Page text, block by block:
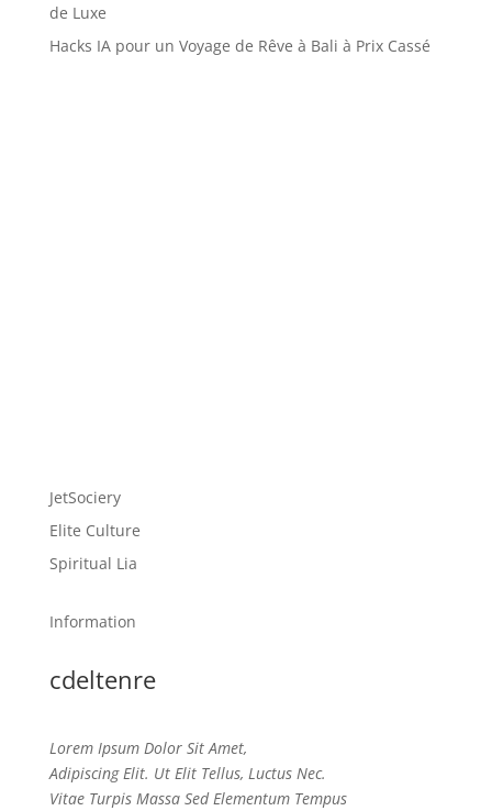
de Luxe
Hacks IA pour un Voyage de Rêve à Bali à Prix Cassé
JetSociery
Elite Culture
Spiritual Lia
Information
cdeltenre
Lorem Ipsum Dolor Sit Amet,
Adipiscing Elit. Ut Elit Tellus, Luctus Nec.
Vitae Turpis Massa Sed Elementum Tempus